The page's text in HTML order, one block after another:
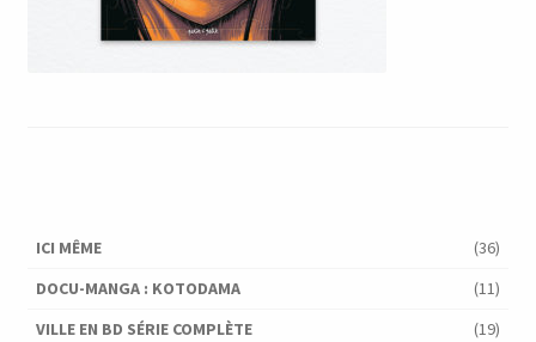
ICI MÊME
(36)
DOCU-MANGA : KOTODAMA
(11)
VILLE EN BD SÉRIE COMPLÈTE
(19)